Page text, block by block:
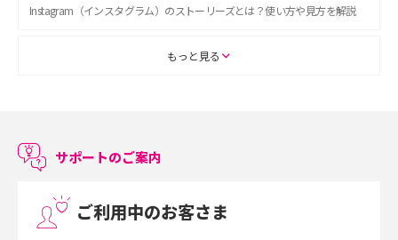
Instagram（インスタグラム）のストーリーズとは？使い方や見方を解説
ASMRとは？初心者向けの代表ジャンルや楽しみ方を解説
LINEで友だちを削除する方法は？方法ごとの影響や復活・復元する方法も
プリペイドSIMとは？種類やメリット・デメリット、利用までの流れを解説
もっと見る
サポートのご案内
ご利用中のお客さま